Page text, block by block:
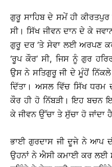
ਗੁਰੂ ਸਾਹਿਬ ਦੇ ਸਮੇਂ ਹੀ
ਸੀ। ਸਿੱਖ ਜੀਵਨ ਦਾਨ ਦੇ ਕੇ
ਗੁਰੂ ਦਰ ’ਤੇ ਸੇਵਾ ਲਈ ਅਰਪਣ
‘ਰੂਪ ਕੌਰ’ ਸੀ, ਜਿਸ ਨੂੰ ਗੁਰ
ਉਸ ਨੇ ਸਤਿਗੁਰੂ ਜੀ ਦੇ ਮੂੰਹੋਂ
ਦਿੱਤਾ। ਅਸਲ ਵਿੱਚ ਸਿੱਖ ਧਰਮ
ਕੌਰ ਹੀ ਹੋ ਨਿੱਬੜੀ। ਇਹ ਬਚਨ
ਕੇ ਜੀਵਨ ਉੱਚਾ ਤੇ ਸੁੱਚਾ ਹੋ ਜਾਂਦਾ
ਭਾਈ ਗੁਰਦਾਸ ਜੀ ਦੂਜੇ ਨੇ ਆਪ
ਉਹਨਾਂ ਨੇ ਐਸੀ ਕਮਾਈ ਕਰ ਲਈ